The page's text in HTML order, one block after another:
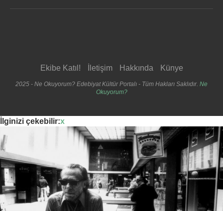
Ekibe Katıl! İletişim Hakkında Künye
2025 - Ne Okuyorum? Edebiyat Kültür Portalı - Tüm Hakları Saklıdır. Ne
Okuyorum?
İlginizi çekebilir:x